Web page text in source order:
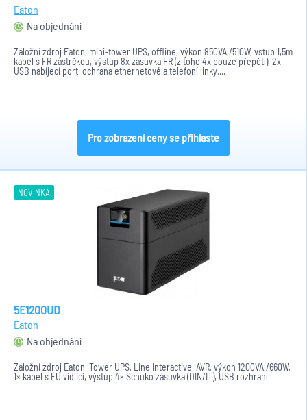
Eaton
Na objednání
Záložní zdroj Eaton, mini-tower UPS, offline, výkon 850VA,/510W, vstup 1,5m
kabel s FR zástrčkou, výstup 8x zásuvka FR (z toho 4x pouze přepětí), 2x
USB nabíjecí port, ochrana ethernetové a telefoní linky,...
Pro zobrazení ceny se přihlaste
NOVINKA
5E1200UD
Eaton
Na objednání
Záložní zdroj Eaton, Tower UPS, Line Interactive, AVR, výkon 1200VA,/660W,
1× kabel s EU vidlicí, výstup 4× Schuko zásuvka (DIN/IT), USB rozhraní